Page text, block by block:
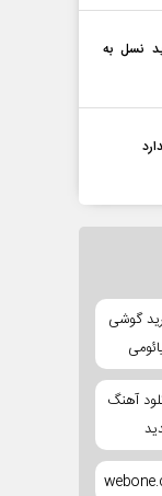
نسل به
گوشی
آهنگ